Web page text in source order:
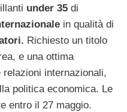
under 35 di
in qualità di
Richiesto un titolo
e una ottima
internazionali,
politica economica. Le
entro il 27 maggio.